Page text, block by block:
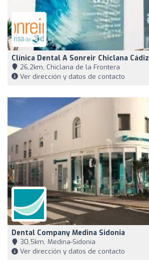
Clínica Dental A Sonreir Chiclana Cádiz
26,2km, Chiclana de la Frontera
Ver dirección y datos de contacto
Dental Company Medina Sidonia
30,5km, Medina-Sidonia
Ver dirección y datos de contacto